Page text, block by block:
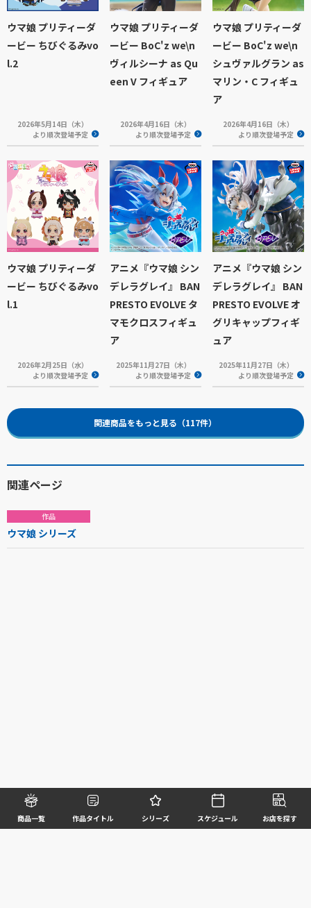
商品一覧 作品タイトル シリーズ スケジュール お店を探す
ウマ娘 プリティーダ
ービー ちびぐるみvo
l.2
2026年5月14日（木）
より順次登場予定
ウマ娘 プリティーダ
ービー BoC'z we\n
ヴィルシーナ as Qu
een V フィギュア
2026年4月16日（木）
より順次登場予定
ウマ娘 プリティーダ
ービー BoC'z we\n
シュヴァルグラン as
マリン・C フィギュ
ア
2026年4月16日（木）
より順次登場予定
ウマ娘 プリティーダ
ービー ちびぐるみvo
l.1
2026年2月25日（水）
より順次登場予定
アニメ『ウマ娘 シン
デレラグレイ』 BAN
PRESTO EVOLVE タ
マモクロスフィギュ
ア
2025年11月27日（木）
より順次登場予定
アニメ『ウマ娘 シン
デレラグレイ』 BAN
PRESTO EVOLVE オ
グリキャップフィギ
ュア
2025年11月27日（木）
より順次登場予定
関連商品をもっと見る（117件）
関連ページ
作品
ウマ娘 シリーズ